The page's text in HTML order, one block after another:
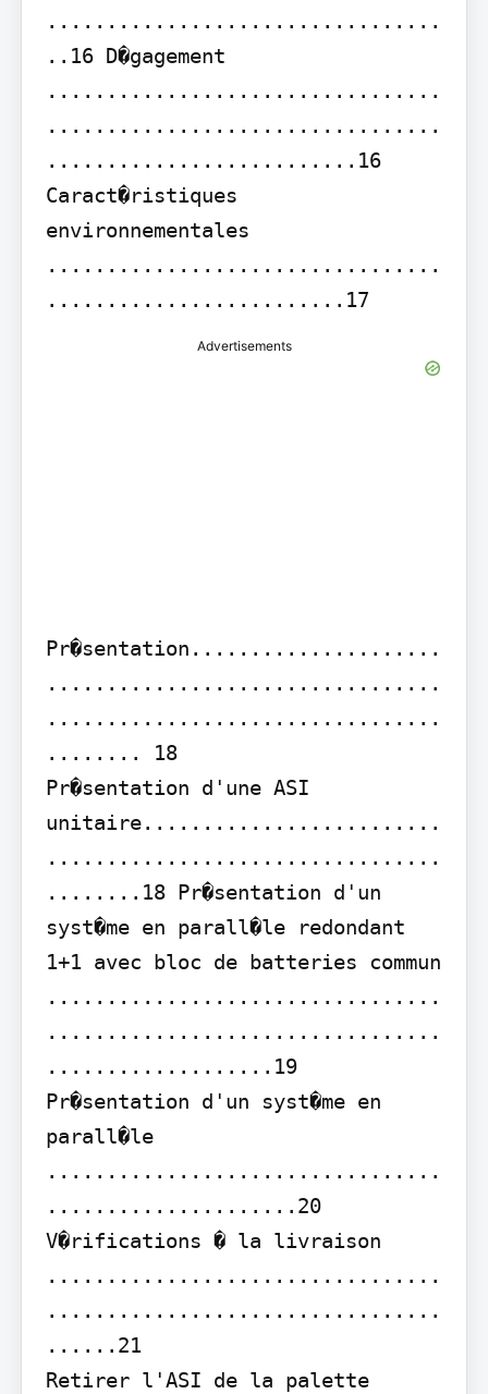
.................................
..16 D�gagement
.................................
.................................
..........................16
Caract�ristiques
environnementales
.................................
.........................17
Advertisements
Pr�sentation.....................
.................................
.................................
........ 18
Pr�sentation d'une ASI
unitaire.........................
.................................
........18 Pr�sentation d'un
syst�me en parall�le redondant
1+1 avec bloc de batteries commun
.................................
.................................
...................19
Pr�sentation d'un syst�me en
parall�le
.................................
.....................20
V�rifications � la livraison
.................................
.................................
......21
Retirer l'ASI de la palette